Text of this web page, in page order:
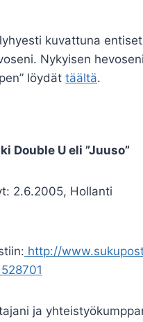
kuvattuna entiset
Nykyisen hevoseni
löydät täältä.
Double U eli ”Juuso”
2.6.2005, Hollanti
http://
ja